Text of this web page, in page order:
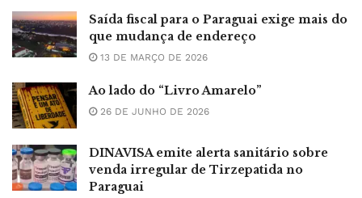
Saída fiscal para o Paraguai exige mais do
que mudança de endereço
13 DE MARÇO DE 2026
Ao lado do “Livro Amarelo”
26 DE JUNHO DE 2026
DINAVISA emite alerta sanitário sobre
venda irregular de Tirzepatida no
Paraguai